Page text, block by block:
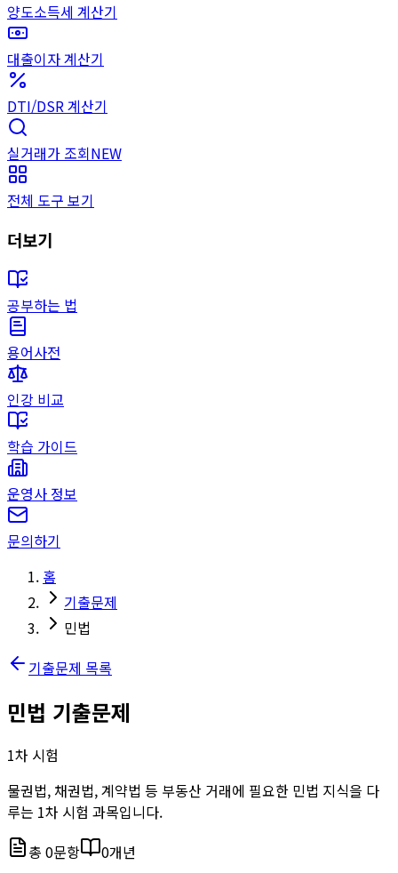
양도소득세 계산기
대출이자 계산기
DTI/DSR 계산기
실거래가 조회NEW
전체 도구 보기
더보기
공부하는 법
용어사전
인강 비교
학습 가이드
운영사 정보
문의하기
홈
기출문제
민법
기출문제 목록
민법 기출문제
1차 시험
물권법, 채권법, 계약법 등 부동산 거래에 필요한 민법 지식을 다
루는 1차 시험 과목입니다.
총 0문항 0개년